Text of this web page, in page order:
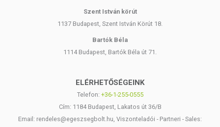
Szent István körút
1137 Budapest, Szent István Körút 18.
Bartók Béla
1114 Budapest, Bartók Béla út 71.
ELÉRHETŐSÉGEINK
Telefon: +36-1-255-0555
Cím: 1184 Budapest, Lakatos út 36/B
Email: rendeles@egeszsegbolt.hu, Viszonteladói - Partneri - Sales: